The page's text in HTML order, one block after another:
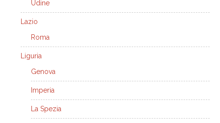
Udine
Lazio
Roma
Liguria
Genova
Imperia
La Spezia